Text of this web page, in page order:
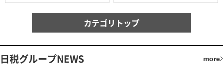
カテゴリトップ
日税グループNEWS more